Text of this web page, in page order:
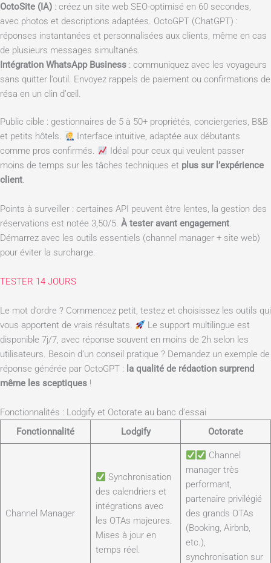
OctoSite (IA) : créez un site web SEO-optimisé en 60 secondes,
avec photos et descriptions adaptées. OctoGPT (ChatGPT) :
réponses instantanées et personnalisées aux clients, même en cas
de plusieurs messages simultanés.
Intégration WhatsApp Business : communiquez avec les voyageurs
sans quitter l’outil. Envoyez rappels de paiement ou confirmations de
résa en un clin d’œil.
Public cible : gestionnaires de 5 à 50+ propriétés, conciergeries, B&B
et petits hôtels.
Interface intuitive, adaptée aux débutants
comme pros confirmés.
Idéal pour ceux qui veulent passer
moins de temps sur les tâches techniques et plus sur l’expérience
client.
Points à surveiller : certaines API peuvent être lentes, la gestion des
réservations est notée 3,50/5. À tester avant engagement.
Démarrez avec les outils essentiels (channel manager + site web)
pour éviter la surcharge.
TESTER 14 JOURS
Le mot d’ordre ? Commencez petit, testez et choisissez les outils qui
vous apportent de vrais résultats.
Le support multilingue est
disponible 7j/7, avec réponse souvent en moins de 2h selon les
utilisateurs. Besoin d’un conseil pratique ? Demandez un exemple de
réponse générée par OctoGPT : la qualité de rédaction surprend
même les sceptiques !
Fonctionnalités : Lodgify et Octorate au banc d’essai
Fonctionnalité
Lodgify Octorate
Channel Manager
Synchronisation
des calendriers et
intégrations avec
les OTAs majeures.
Mises à jour en
temps réel.
Channel
manager très
performant,
partenaire privilégié
des grands OTAs
(Booking, Airbnb,
etc.),
synchronisation sur